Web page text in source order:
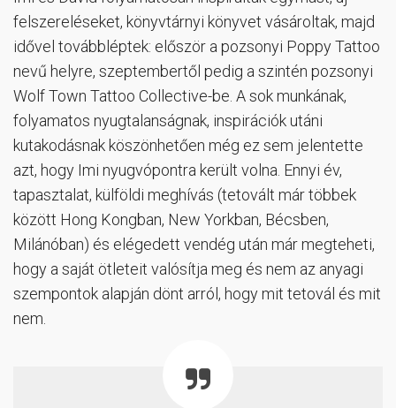
felszereléseket, könyvtárnyi könyvet vásároltak, majd
idővel továbbléptek: először a pozsonyi Poppy Tattoo
nevű helyre, szeptembertől pedig a szintén pozsonyi
Wolf Town Tattoo Collective-be. A sok munkának,
folyamatos nyugtalanságnak, inspirációk utáni
kutakodásnak köszönhetően még ez sem jelentette
azt, hogy Imi nyugvópontra került volna. Ennyi év,
tapasztalat, külföldi meghívás (tetovált már többek
között Hong Kongban, New Yorkban, Bécsben,
Milánóban) és elégedett vendég után már megteheti,
hogy a saját ötleteit valósítja meg és nem az anyagi
szempontok alapján dönt arról, hogy mit tetovál és mit
nem.